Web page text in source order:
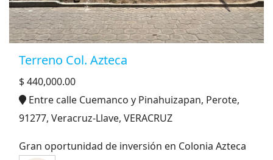
Terreno Col. Azteca
$ 440,000.00
Entre calle Cuemanco y Pinahuizapan, Perote,
91277, Veracruz-Llave, VERACRUZ
Gran oportunidad de inversión en Colonia Azteca